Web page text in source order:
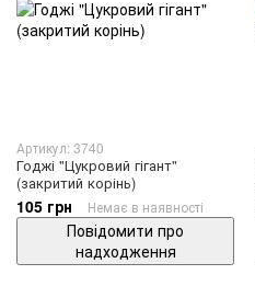
Артикул: 3740
Годжі "Цукровий гігант"
(закритий корінь)
105 грн Немає в наявності
Повідомити про
надходження